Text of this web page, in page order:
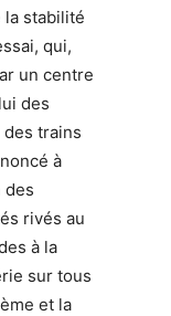
la stabilité
qui,
un centre
des
trains
à
des
rivés au
à la
sur tous
et la